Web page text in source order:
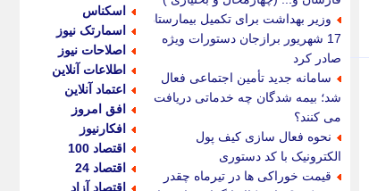
وزیر بهداشت برای تکمیل بیمارستان
17 شهریور برازجان دستورات ویژه
صادر کرد
سامانه جدید تأمین اجتماعی فعال
شد؛ بیمه شدگان چه خدماتی دریافت
می کنند؟
نحوه فعال سازی کیف پول
الکترونیک با کد دستوری
قیمت خوراکی ها در تیرماه چقدر
اسکناس
اسمارتک نیوز
اصلاحات نیوز
اطلاعات آنلاین
اعتماد آنلاین
افق امروز
افکارنیوز
اقتصاد 100
اقتصاد 24
اقتصاد آزاد